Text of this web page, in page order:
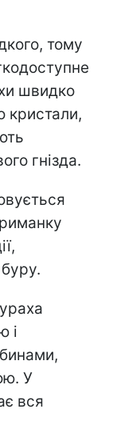
тому
швидко
кристали,
гнізда.
і
У
вся